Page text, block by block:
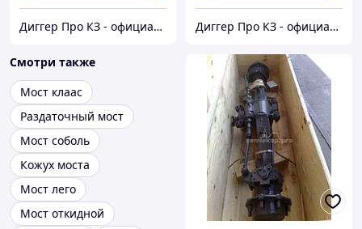
Диггер Про КЗ - официальный представитель CARRARO и DANA SPICER Диггер Про КЗ - официальный представитель CARRARO и DANA SPICER
Смотри также
Мост клаас
Раздаточный мост
Мост соболь
Кожух моста
Мост лего
Мост откидной